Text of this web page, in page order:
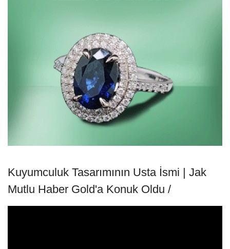
Kuyumculuk Tasarımının Usta İsmi | Jak
Mutlu Haber Gold'a Konuk Oldu /